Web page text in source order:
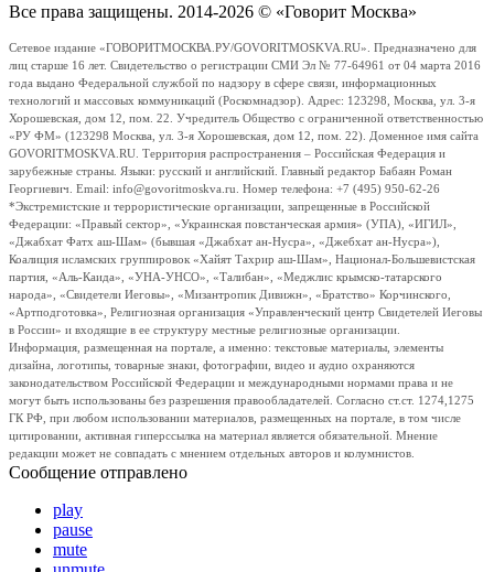
Все права защищены. 2014-2026 © «Говорит Москва»
Сетевое издание «ГОВОРИТМОСКВА.РУ/GOVORITMOSKVA.RU». Предназначено для
лиц старше 16 лет. Свидетельство о регистрации СМИ Эл № 77-64961 от 04 марта 2016
года выдано Федеральной службой по надзору в сфере связи, информационных
технологий и массовых коммуникаций (Роскомнадзор). Адрес: 123298, Москва, ул. 3-я
Хорошевская, дом 12, пом. 22. Учредитель Общество с ограниченной ответственностью
«РУ ФМ» (123298 Москва, ул. 3-я Хорошевская, дом 12, пом. 22). Доменное имя сайта
GOVORITMOSKVA.RU. Территория распространения – Российская Федерация и
зарубежные страны. Языки: русский и английский. Главный редактор Бабаян Роман
Георгиевич. Email: info@govoritmoskva.ru. Номер телефона: +7 (495) 950-62-26
*Экстремистские и террористические организации, запрещенные в Российской
Федерации: «Правый сектор», «Украинская повстанческая армия» (УПА), «ИГИЛ»,
«Джабхат Фатх аш-Шам» (бывшая «Джабхат ан-Нусра», «Джебхат ан-Нусра»),
Коалиция исламских группировок «Хайят Тахрир аш-Шам», Национал-Большевистская
партия, «Аль-Каида», «УНА-УНСО», «Талибан», «Меджлис крымско-татарского
народа», «Свидетели Иеговы», «Мизантропик Дивижн», «Братство» Корчинского,
«Артподготовка», Религиозная организация «Управленческий центр Свидетелей Иеговы
в России» и входящие в ее структуру местные религиозные организации.
Информация, размещенная на портале, а именно: текстовые материалы, элементы
дизайна, логотипы, товарные знаки, фотографии, видео и аудио охраняются
законодательством Российской Федерации и международными нормами права и не
могут быть использованы без разрешения правообладателей. Согласно ст.ст. 1274,1275
ГК РФ, при любом использовании материалов, размещенных на портале, в том числе
цитировании, активная гиперссылка на материал является обязательной. Мнение
редакции может не совпадать с мнением отдельных авторов и колумнистов.
Сообщение отправлено
play
pause
mute